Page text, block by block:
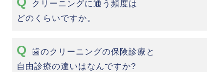
クリーニングに通う頻度は
どのくらいですか。
歯のクリーニングの保険診療と
自由診療の違いはなんですか?